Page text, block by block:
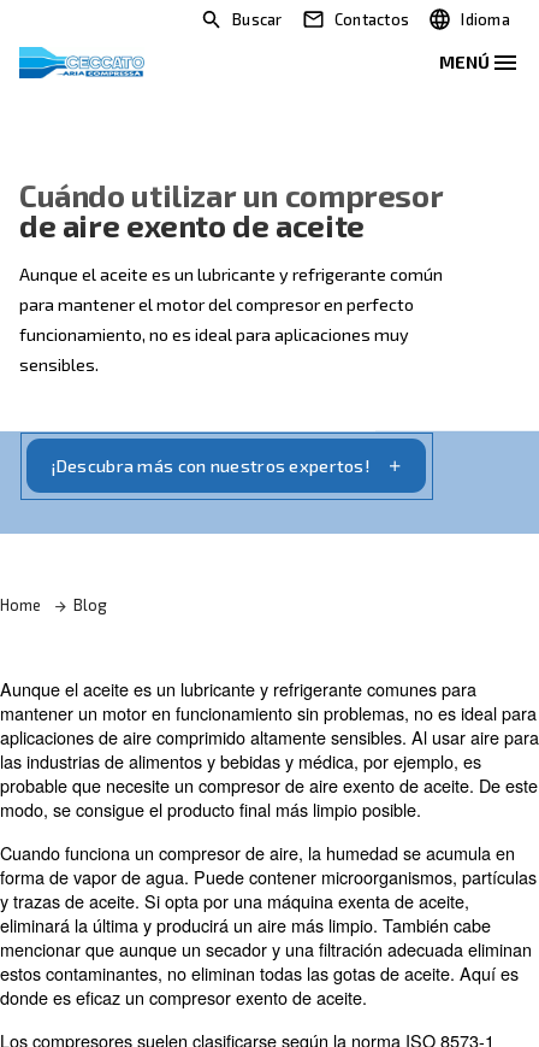
Buscar Contactos
Cuándo utilizar un
de aire exento de aceite
Aunque el aceite es un lubricante y refrigerante
para mantener el motor del compresor en perfecto
sensibles.
Home Blog
Aunque el aceite es un lubricante y refrigerante
mantener un motor en funcionamiento sin problemas,
aplicaciones de aire comprimido altamente sensibles.
las industrias de alimentos y bebidas y médica, por
probable que necesite un compresor de aire exento de
modo, se consigue el producto final más limpio posible.